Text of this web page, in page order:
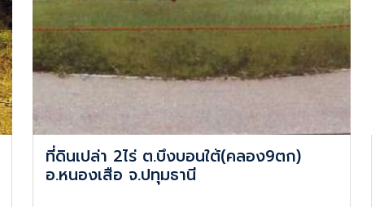
ที่ดินเปล่า 2ไร่ ต.บึงบอนใต้(คลอง9ตก)
อ.หนองเสือ จ.ปทุมธานี